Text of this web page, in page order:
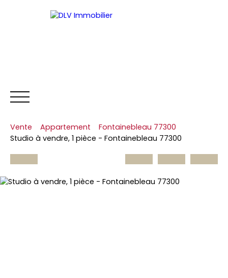
NOS BIENS ESTIMER
Vente Appartement
Fontainebleau 77300
Studio à vendre, 1 pièce - Fontainebleau 77300